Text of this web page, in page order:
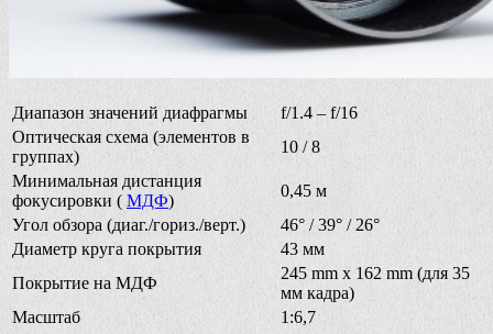
Диапазон значений диафрагмы
f/1.4 – f/16
Оптическая схема (элементов в
группах)
10 / 8
Минимальная дистанция
фокусировки ( МДФ)
0,45 м
Угол обзора (диаг./гориз./верт.)
46° / 39° / 26°
Диаметр круга покрытия
43 мм
Покрытие на МДФ
245 mm x 162 mm (для 35
мм кадра)
Масштаб
1:6,7